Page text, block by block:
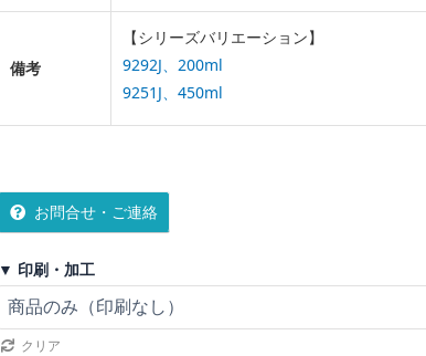
備考
【シリーズバリエーション】
9292J、200ml
9251J、450ml
お問合せ・ご連絡
▼ 印刷・加工
クリア